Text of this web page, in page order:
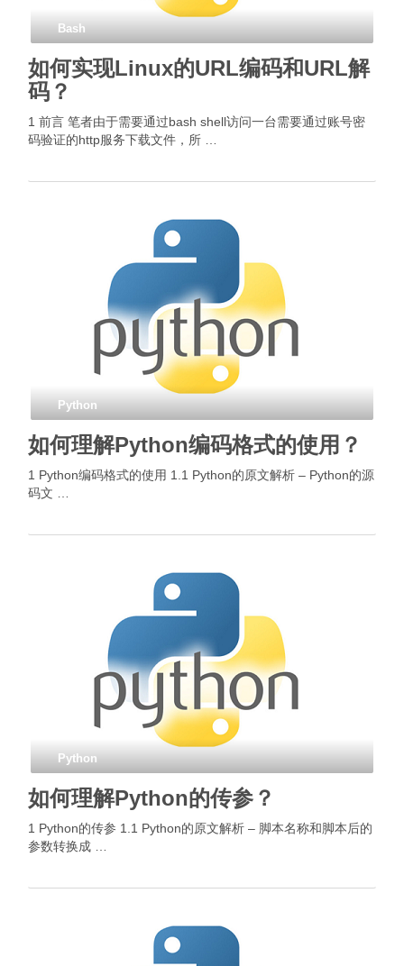
Bash
如何实现Linux的URL编码和URL解
码？
1 前言 笔者由于需要通过bash shell访问一台需要通过账号密
码验证的http服务下载文件，所 …
Python
如何理解Python编码格式的使用？
1 Python编码格式的使用 1.1 Python的原文解析 – Python的源
码文 …
Python
如何理解Python的传参？
1 Python的传参 1.1 Python的原文解析 – 脚本名称和脚本后的
参数转换成 …